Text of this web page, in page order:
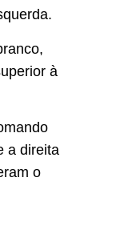
.
à
a direita
o